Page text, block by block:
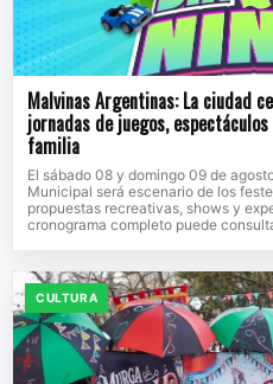
Malvinas Argentinas: La ciudad
jornadas de juegos,
familia
El sábado 08 y domingo 09 de
Municipal será escenario de los
propuestas recreativas, shows y
cronograma completo puede
CULTURA